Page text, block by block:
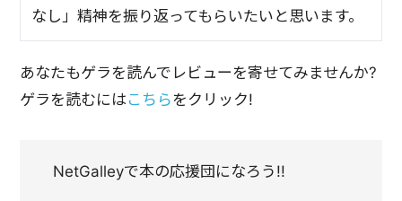
なし」精神を振り返ってもらいたいと思います。
あなたもゲラを読んでレビューを寄せてみませんか?
ゲラを読むにはこちらをクリック!
NetGalleyで本の応援団になろう!!